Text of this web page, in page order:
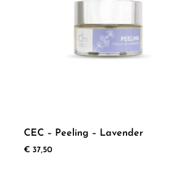
CEC – Peeling – Lavender
€37,50